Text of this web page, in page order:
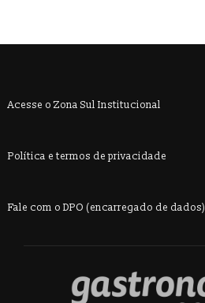
Acesse o Zona Sul Institucional
Política e termos de privacidade
Fale com o DPO (encarregado de dados)